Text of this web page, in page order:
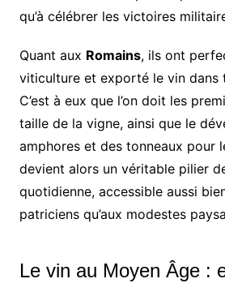
qu’à célébrer les victoires
Quant aux Romains, ils ont
viticulture et exporté le vin dans
C’est à eux que l’on doit les
taille de la vigne, ainsi que le
amphores et des tonneaux pour
devient alors un véritable pilier
quotidienne, accessible aussi
patriciens qu’aux modestes
Le vin au Moyen Âge :